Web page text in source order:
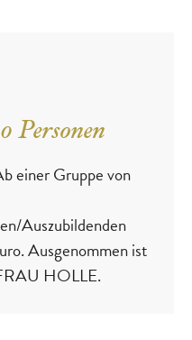
Personen
einer Gruppe von
Auszubildenden
Ausgenommen ist
HOLLE.